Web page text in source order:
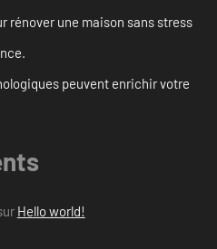
rénover une maison sans stress
peuvent enrichir votre
Hello world!